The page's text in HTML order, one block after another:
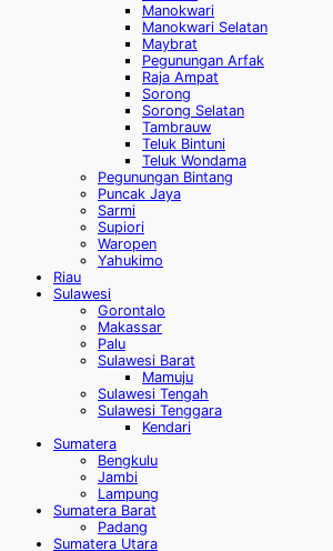
Manokwari
Manokwari Selatan
Maybrat
Pegunungan Arfak
Raja Ampat
Sorong
Sorong Selatan
Tambrauw
Teluk Bintuni
Teluk Wondama
Pegunungan Bintang
Puncak Jaya
Sarmi
Supiori
Waropen
Yahukimo
Riau
Sulawesi
Gorontalo
Makassar
Palu
Sulawesi Barat
Mamuju
Sulawesi Tengah
Sulawesi Tenggara
Kendari
Sumatera
Bengkulu
Jambi
Lampung
Sumatera Barat
Padang
Sumatera Utara